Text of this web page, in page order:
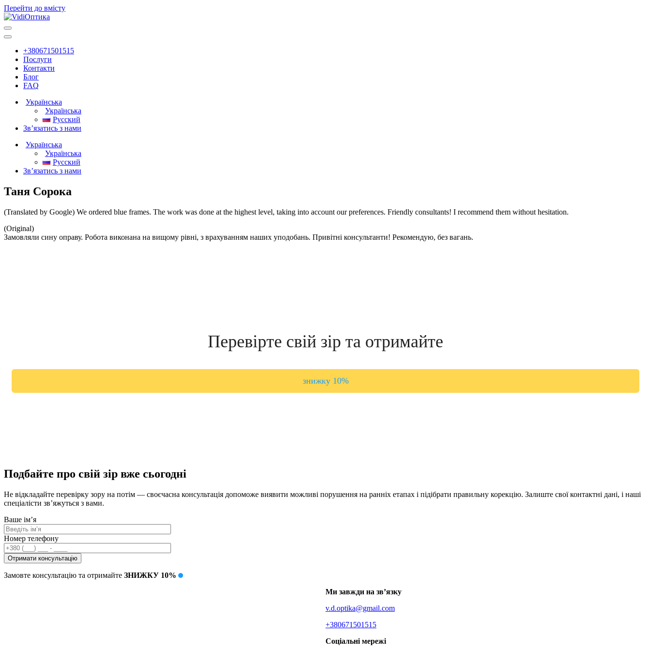
Перейти до вмісту
Головна
навігація
+380671501515
Послуги
Контакти
Блог
FAQ
Українська
Українська
Русский
Зв’язатись з нами
Українська
Українська
Русский
Зв’язатись з нами
Таня Сорока
(Translated by Google) We ordered blue frames. The work was done at the highest level, taking into account our preferences. Friendly consultants! I recommend them without hesitation.
(Original)
Замовляли сину оправу. Робота виконана на вищому рівні, з врахуванням наших уподобань. Привітні консультанти! Рекомендую, без вагань.
Перевірте свій зір та отримайте
знижку 10%
Подбайте про свій зір вже сьогодні
Не відкладайте перевірку зору на потім — своєчасна консультація допоможе виявити можливі порушення на ранніх етапах і підібрати правильну корекцію. Залиште свої контактні дані, і наші
спеціалісти зв’яжуться з вами.
Ваше ім’я
Номер телефону
Замовте консультацію та отримайте ЗНИЖКУ 10%
Ми завжди на зв’язку
v.d.optika@gmail.com
+380671501515
Соціальні мережі